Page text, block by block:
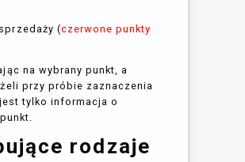
(czerwone punkty
na wybrany punkt, a
przy próbie zaznaczenia
tylko informacja o
rodzaje